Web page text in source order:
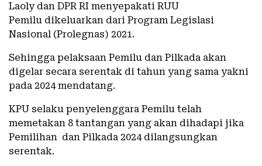
Laoly dan DPR RI menyepakati RUU
Pemilu dikeluarkan dari Program Legislasi
Nasional (Prolegnas) 2021.
Sehingga pelaksaan Pemilu dan Pilkada akan
digelar secara serentak di tahun yang sama yakni
pada 2024 mendatang.
KPU selaku penyelenggara Pemilu telah
memetakan 8 tantangan yang akan dihadapi jika
Pemilihan dan Pilkada 2024 dilangsungkan
serentak.